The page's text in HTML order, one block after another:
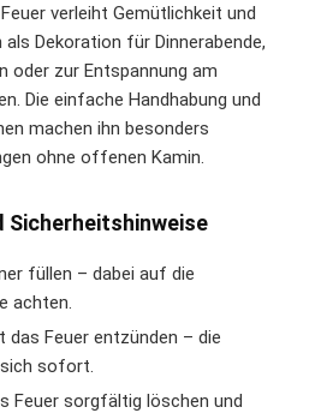
verleiht Gemütlichkeit und
als Dekoration für Dinnerabende,
oder zur Entspannung am
Die einfache Handhabung und
machen ihn besonders
ohne offenen Kamin.
Sicherheitshinweise
füllen – dabei auf die
achten.
das Feuer entzünden – die
sofort.
Feuer sorgfältig löschen und